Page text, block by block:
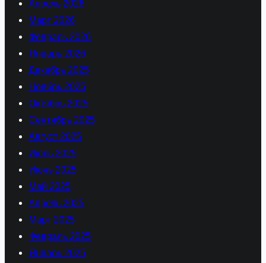
Апрель 2026
Март 2026
Февраль 2026
Январь 2026
Декабрь 2025
Ноябрь 2025
Октябрь 2025
Сентябрь 2025
Август 2025
Июль 2025
Июнь 2025
Май 2025
Апрель 2025
Март 2025
Февраль 2025
Январь 2025